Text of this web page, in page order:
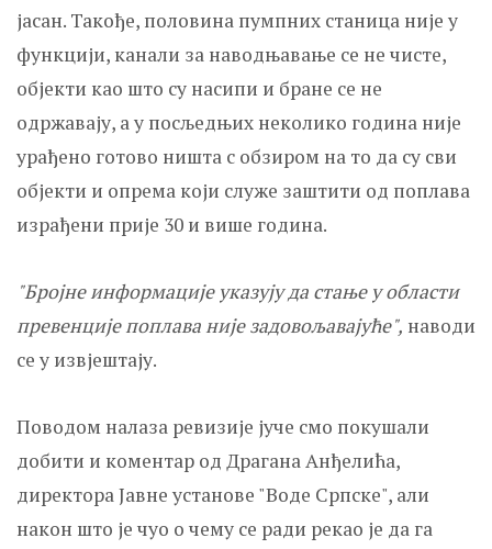
јасан. Такође, половина пумпних станица није у
функцији, канали за наводњавање се не чисте,
објекти као што су насипи и бране се не
одржавају, а у посљедњих неколико година није
урађено готово ништа с обзиром на то да су сви
објекти и опрема који служе заштити од поплава
израђени прије 30 и више година.
"Бројне информације указују да стање у области
превенције поплава није задовољавајуће", наводи
се у извјештају.
Поводом налаза ревизије јуче смо покушали
добити и коментар од Драгана Анђелића,
директора Јавне установе "Воде Српске", али
након што је чуо о чему се ради рекао је да га